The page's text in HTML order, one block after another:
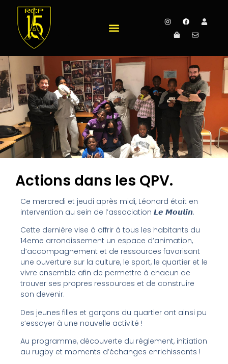
Actions dans les QPV.
Ce mercredi et jeudi après midi, Léonard était en
intervention au sein de l’association 𝙇𝙚 𝙈𝙤𝙪𝙡𝙞𝙣.
Cette dernière vise à offrir à tous les habitants du
14eme arrondissement un espace d’animation,
d’accompagnement et de ressources favorisant
une ouverture sur la culture, le sport, le quartier et le
vivre ensemble afin de permettre à chacun de
trouver ses propres ressources et de construire
son devenir.
Des jeunes filles et garçons du quartier ont ainsi pu
s’essayer à une nouvelle activité !
Au programme, découverte du règlement, initiation
au rugby et moments d’échanges enrichissants !